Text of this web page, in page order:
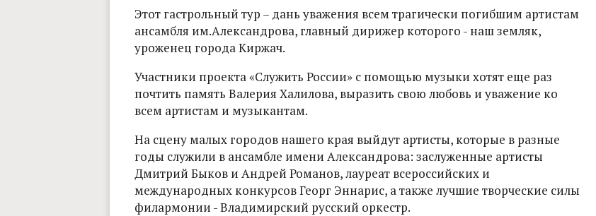
Этот гастрольный тур – дань уважения всем трагически погибшим артистам
ансамбля им.Александрова, главный дирижер которого - наш земляк,
уроженец города Киржач.
Участники проекта «Служить России» с помощью музыки хотят еще раз
почтить память Валерия Халилова, выразить свою любовь и уважение ко
всем артистам и музыкантам.
На сцену малых городов нашего края выйдут артисты, которые в разные
годы служили в ансамбле имени Александрова: заслуженные артисты
Дмитрий Быков и Андрей Романов, лауреат всероссийских и
международных конкурсов Георг Эннарис, а также лучшие творческие силы
филармонии - Владимирский русский оркестр.